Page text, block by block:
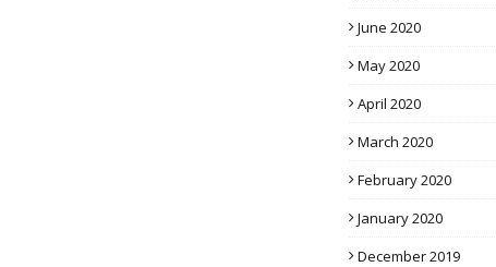
June 2020
May 2020
April 2020
March 2020
February 2020
January 2020
December 2019